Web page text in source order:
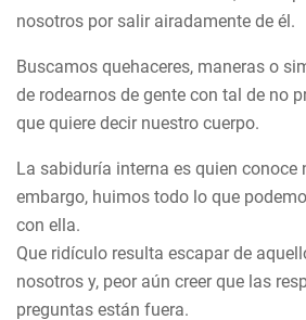
nosotros por salir airadamente de él.
Buscamos quehaceres, maneras o
de rodearnos de gente con tal de no
que quiere decir nuestro cuerpo.
La sabiduría interna es quien conoce
embargo, huimos todo lo que
con ella.
Que ridículo resulta escapar de
nosotros y, peor aún creer que las
preguntas están fuera.